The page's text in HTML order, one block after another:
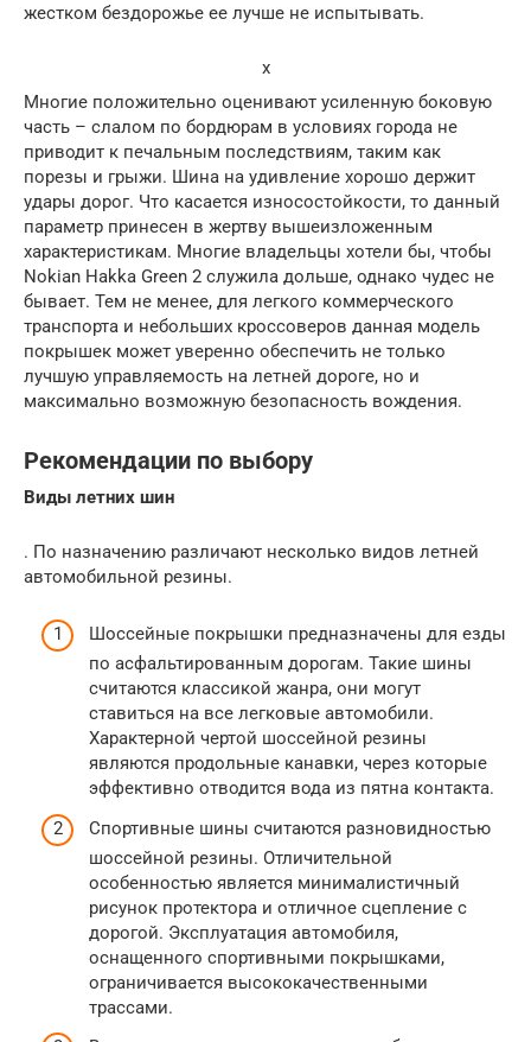
жестком бездорожье ее лучше не испытывать.
x
Многие положительно оценивают усиленную боковую
часть – слалом по бордюрам в условиях города не
приводит к печальным последствиям, таким как
порезы и грыжи. Шина на удивление хорошо держит
удары дорог. Что касается износостойкости, то данный
параметр принесен в жертву вышеизложенным
характеристикам. Многие владельцы хотели бы, чтобы
Nokian Hakka Green 2 служила дольше, однако чудес не
бывает. Тем не менее, для легкого коммерческого
транспорта и небольших кроссоверов данная модель
покрышек может уверенно обеспечить не только
лучшую управляемость на летней дороге, но и
максимально возможную безопасность вождения.
Рекомендации по выбору
Виды летних шин
. По назначению различают несколько видов летней
автомобильной резины.
Шоссейные покрышки предназначены для езды
по асфальтированным дорогам. Такие шины
считаются классикой жанра, они могут
ставиться на все легковые автомобили.
Характерной чертой шоссейной резины
являются продольные канавки, через которые
эффективно отводится вода из пятна контакта.
Спортивные шины считаются разновидностью
шоссейной резины. Отличительной
особенностью является минималистичный
рисунок протектора и отличное сцепление с
дорогой. Эксплуатация автомобиля,
оснащенного спортивными покрышками,
ограничивается высококачественными
трассами.